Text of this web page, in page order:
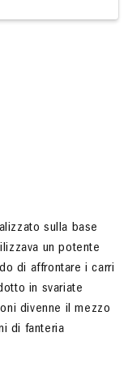
sulla base
un potente
di affrontare i carri
in svariate
divenne il mezzo
di fanteria